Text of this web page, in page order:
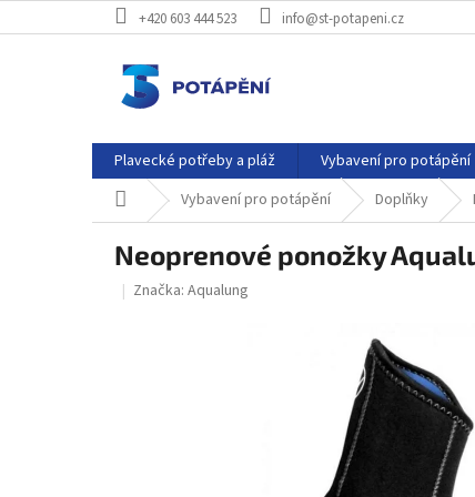
na
+420 603 444 523 info@st-potapeni.cz
Plavecké potřeby a pláž Vybavení pro potápění
Domů Vybavení pro potápění Doplňky
Neoprenové ponožky
Značka: Aqualung